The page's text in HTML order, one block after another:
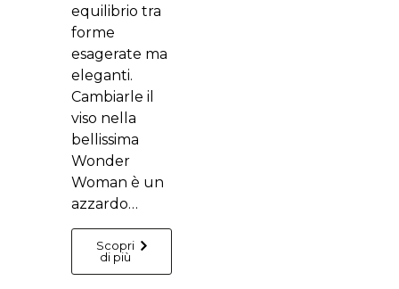
equilibrio tra
forme
esagerate ma
eleganti.
Cambiarle il
viso nella
bellissima
Wonder
Woman è un
azzardo…
Scopri
di più